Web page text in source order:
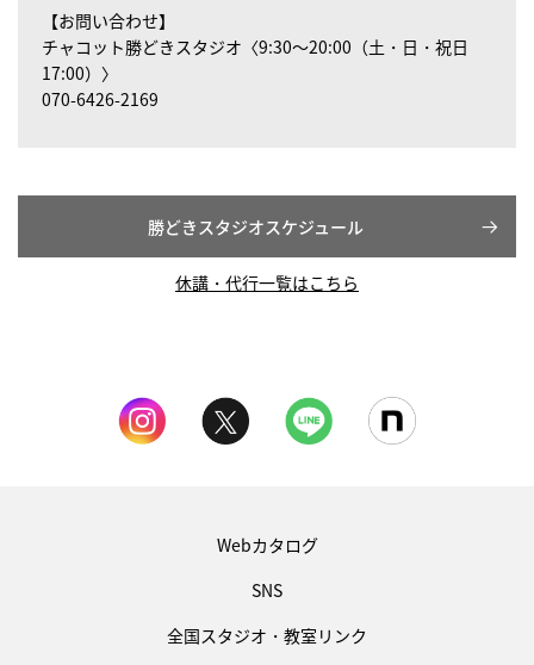
【お問い合わせ】
チャコット勝どきスタジオ〈9:30～20:00（土・日・祝日
17:00）〉
070-6426-2169
勝どきスタジオスケジュール
休講・代行一覧はこちら
Webカタログ
SNS
全国スタジオ・教室リンク